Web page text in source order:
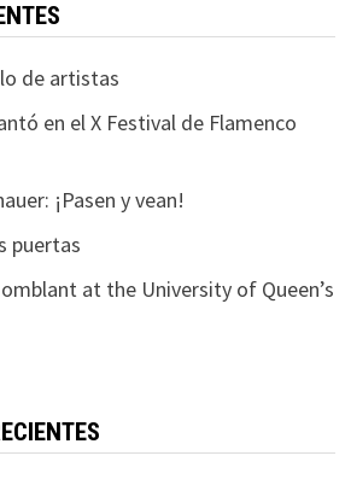
de artistas
en el X Festival de Flamenco
¡Pasen y vean!
puertas
at the University of Queen’s